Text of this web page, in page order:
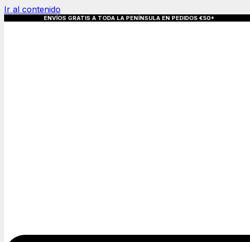
Ir al contenido
A TODA LA PENÍNSULA EN PEDIDOS €50+